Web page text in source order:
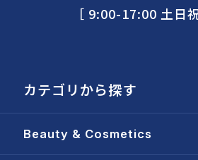
［ 9:00-17:00 土日
カテゴリから探す
Beauty & Cosmetics